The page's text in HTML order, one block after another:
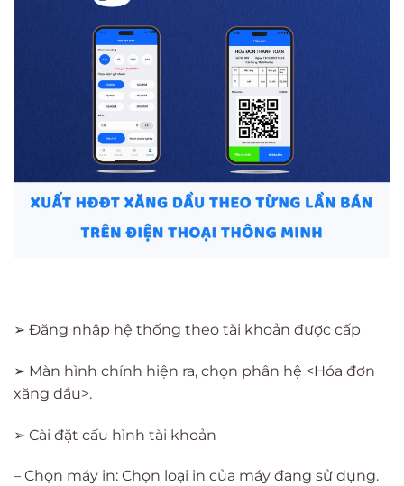
➢ Đăng nhập hệ thống theo tài khoản được cấp
➢ Màn hình chính hiện ra, chọn phân hệ <Hóa đơn
xăng dầu>.
➢ Cài đặt cấu hình tài khoản
– Chọn máy in: Chọn loại in của máy đang sử dụng.